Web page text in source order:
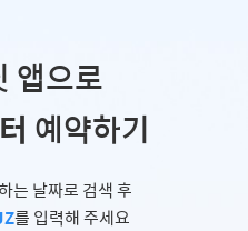
앱으로
예약하기
는 날짜로 검색 후
를 입력해 주세요